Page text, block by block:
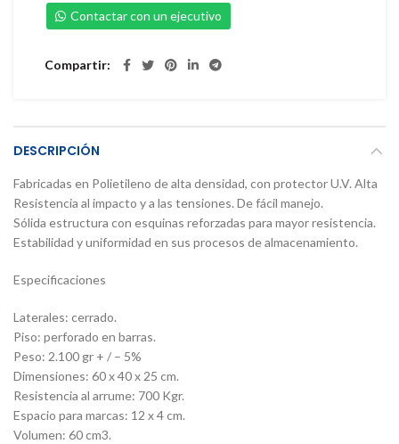
Contactar con un ejecutivo
Compartir
DESCRIPCIÓN
Fabricadas en Polietileno de alta densidad, con protector U.V. Alta
Resistencia al impacto y a las tensiones. De fácil manejo.
Sólida estructura con esquinas reforzadas para mayor resistencia.
Estabilidad y uniformidad en sus procesos de almacenamiento.
Especificaciones
Laterales: cerrado.
Piso: perforado en barras.
Peso: 2.100 gr + / – 5%
Dimensiones: 60 x 40 x 25 cm.
Resistencia al arrume: 700 Kgr.
Espacio para marcas: 12 x 4 cm.
Volumen: 60 cm3.